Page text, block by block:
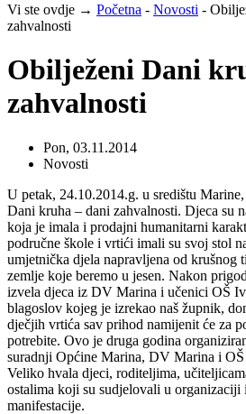
Vi ste ovdje → Početna - Novosti -
zahvalnosti
Obilježeni Dani
zahvalnosti
Pon, 03.11.2014
Novosti
U petak, 24.10.2014.g. u središtu
Dani kruha – dani zahvalnosti. Djeca su
koja je imala i prodajni humanitarni
područne škole i vrtići imali su svoj stol
umjetnička djela napravljena od krušnog
zemlje koje beremo u jesen. Nakon
izvela djeca iz DV Marina i učenici OŠ
blagoslov kojeg je izrekao naš župnik,
dječjih vrtića sav prihod namijenit će za
potrebite. Ovo je druga godina
suradnji Općine Marina, DV Marina i
Veliko hvala djeci, roditeljima,
ostalima koji su sudjelovali u organizaciji
manifestacije.